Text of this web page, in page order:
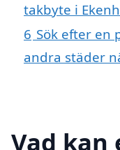
takbyte i
6 Sök efter en
andra städer
Vad kan